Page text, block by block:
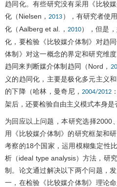
趋同化。有些研究没有采用《比较
化（Nielsen， 2013 ），有研究者使
化（Aalberg et al.， 2010），但是
化，要检验《比较媒介体制》对趋
体制》对这一概念的界定和研究维
趋同来判断媒介体制趋同（Nord，
义的趋同化，主要是极化多元主义
的下降（哈林，曼奇尼， 2004/2012
架后，还要检验自由主义模式本身是
为回应以上问题，本研究选择2000
用《比较媒介体制》的研究框架和
考察的18个国家，运用模糊集定性
析（ideal type analysis）方法，研
制。论文通过解决以下两个问题，
一，在检验《比较媒介体制》理论